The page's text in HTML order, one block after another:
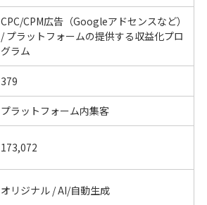
CPC/CPM広告（Googleアドセンスなど）
/ プラットフォームの提供する収益化プロ
グラム
379
プラットフォーム内集客
173,072
オリジナル / AI/自動生成